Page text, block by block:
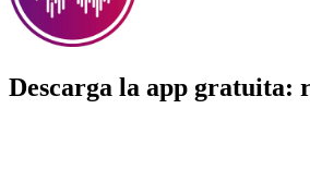
Descarga la app gratuita: